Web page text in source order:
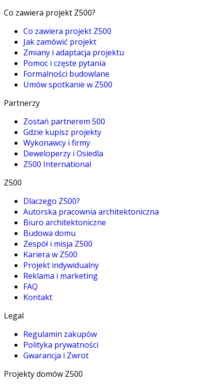
Co zawiera projekt Z500?
Co zawiera projekt Z500
Jak zamówić projekt
Zmiany i adaptacja projektu
Pomoc i częste pytania
Formalności budowlane
Umów spotkanie w Z500
Partnerzy
Zostań partnerem 500
Gdzie kupisz projekty
Wykonawcy i firmy
Deweloperzy i Osiedla
Z500 International
Z500
Dlaczego Z500?
Autorska pracownia architektoniczna
Biuro architektoniczne
Budowa domu
Zespół i misja Z500
Kariera w Z500
Projekt indywidualny
Reklama i marketing
FAQ
Kontakt
Legal
Regulamin zakupów
Polityka prywatności
Gwarancja i Zwrot
Projekty domów Z500